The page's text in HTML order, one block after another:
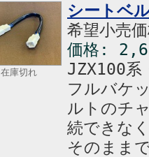
在庫切れ
シートベ
希望小売
価格:
JZX100系
フルバケ
ルトのチ
続できな
そのまま